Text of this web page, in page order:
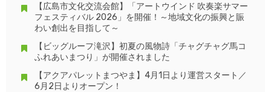
【広島市文化交流会館】「アートウインド 吹奏楽サマー
フェスティバル 2026」を開催！～地域文化の振興と賑
わい創出を目指して～
【ビッグルーフ滝沢】初夏の風物詩「チャグチャグ馬コ
ふれあいまつり」が開催されました
【アクアパレットまつやま】4月1日より運営スタート／
6月2日よりオープン！